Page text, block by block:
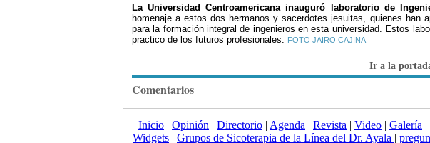
La Universidad Centroamericana inauguró laboratorio de
homenaje a estos dos hermanos y sacerdotes jesuitas, quienes
para la formación integral de ingenieros en esta universidad. Estos
practico de los futuros profesionales. FOTO JAIRO CAJINA
Ir a la
Comentarios
Inicio | Opinión | Directorio | Agenda | Revista | Video | Galería |
Widgets | Grupos de Sicoterapia de la Línea del Dr. Ayala |